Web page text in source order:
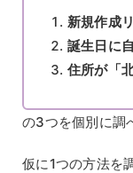
新規作成
誕生日に
住所が「
の3つを個別に調
仮に1つの方法を